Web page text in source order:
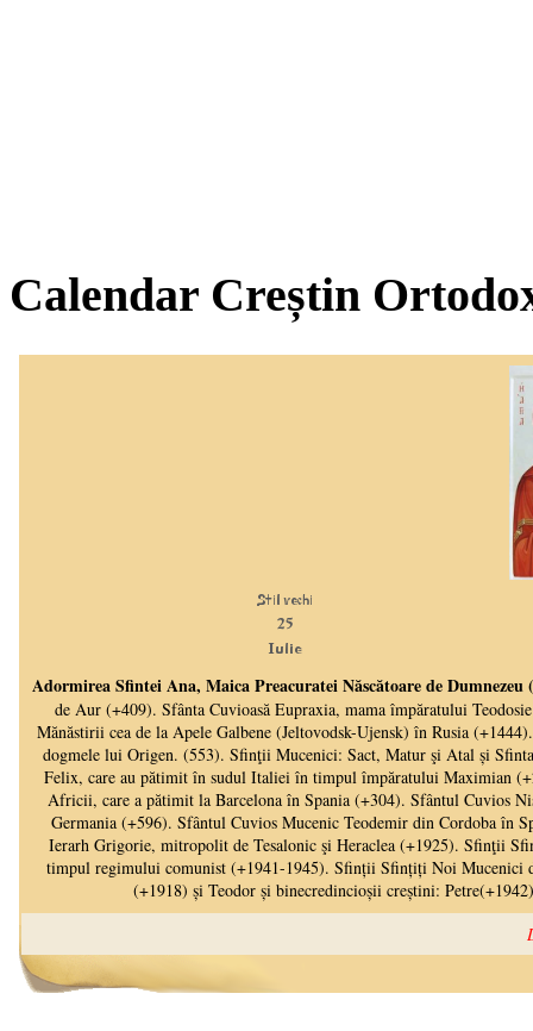
Calendar Creștin